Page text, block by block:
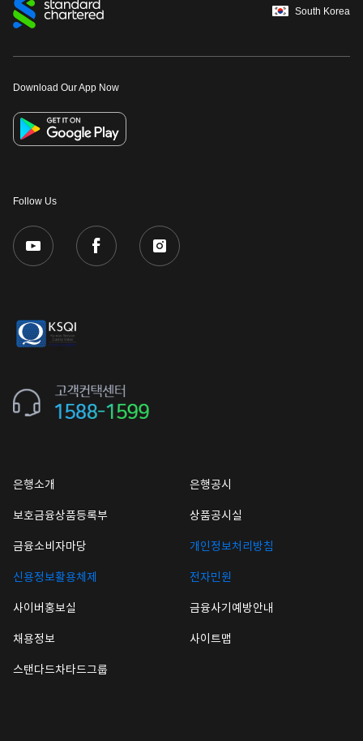
South Korea
Download Our App Now
Follow Us
은행소개 은행공시
보호금융상품등록부 상품공시실
금융소비자마당 개인정보처리방침
신용정보활용체제 전자민원
사이버홍보실 금융사기예방안내
채용정보 사이트맵
스탠다드차타드그룹